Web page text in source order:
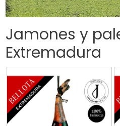
Jamones y
Extremadura